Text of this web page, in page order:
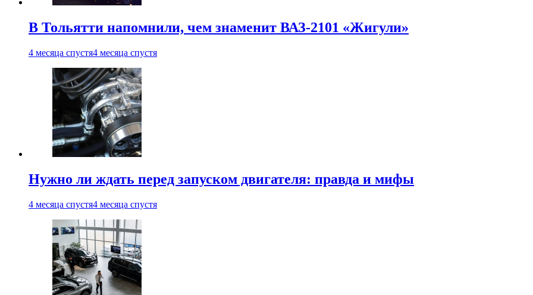
В Тольятти напомнили, чем знаменит ВАЗ-2101 «Жигули»
4 месяца спустя4 месяца спустя
Нужно ли ждать перед запуском двигателя: правда и мифы
4 месяца спустя4 месяца спустя